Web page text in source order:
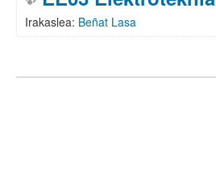
Irakaslea: Beñat Lasa